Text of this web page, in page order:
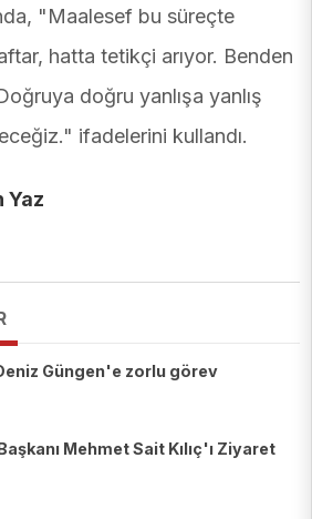
"Maalesef bu süreçte
hatta tetikçi arıyor. Benden
doğru yanlışa yanlış
ifadelerini kullandı.
Yaz
Güngen'e zorlu görev
Mehmet Sait Kılıç'ı Ziyaret